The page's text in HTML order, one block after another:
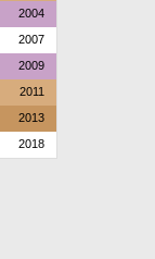
2004
2007
2009
2011
2013
2018